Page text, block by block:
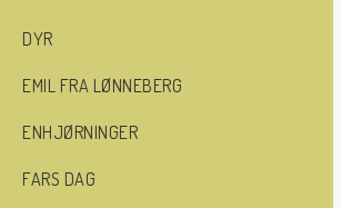
DYR
EMIL FRA LØNNEBERG
ENHJØRNINGER
FARS DAG